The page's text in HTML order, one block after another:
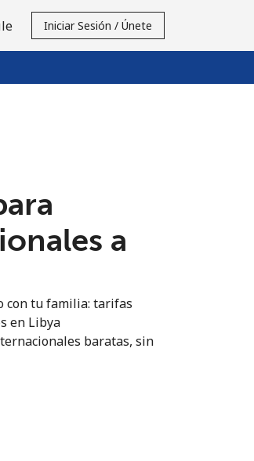
Iniciar Sesión / Únete
a
con tu familia: tarifas
en Libya
baratas, sin